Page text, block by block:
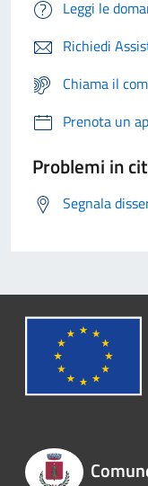
Leggi le
Richiedi
Chiama il
Prenota un
Problemi in
Segnala